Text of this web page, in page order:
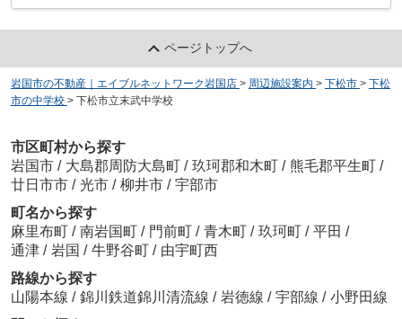
ページトップへ
岩国市の不動産｜エイブルネットワーク岩国店 > 周辺施設案内 > 下松市 > 下松
市の中学校 > 下松市立末武中学校
市区町村から探す
岩国市 / 大島郡周防大島町 / 玖珂郡和木町 / 熊毛郡平生町 /
廿日市市 / 光市 / 柳井市 / 宇部市
町名から探す
麻里布町 / 南岩国町 / 門前町 / 青木町 / 玖珂町 / 平田 /
通津 / 岩国 / 牛野谷町 / 由宇町西
路線から探す
山陽本線 / 錦川鉄道錦川清流線 / 岩徳線 / 宇部線 / 小野田線